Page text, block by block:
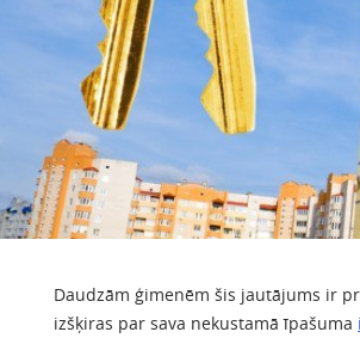
Daudzām ģimenēm šis jautājums ir
izšķiras par sava nekustamā īpašuma